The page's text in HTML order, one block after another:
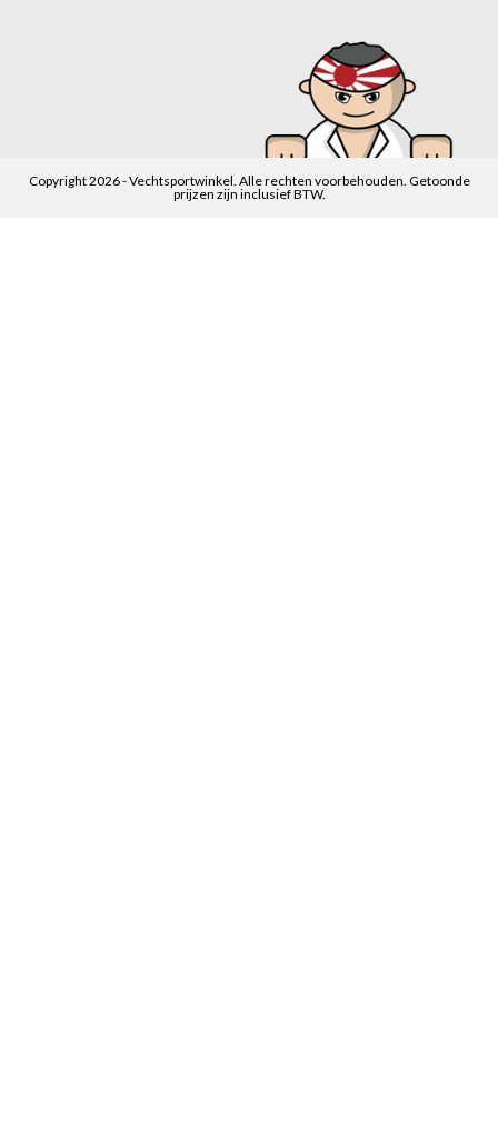
Copyright 2026 - Vechtsportwinkel. Alle rechten voorbehouden. Getoonde
prijzen zijn inclusief BTW.